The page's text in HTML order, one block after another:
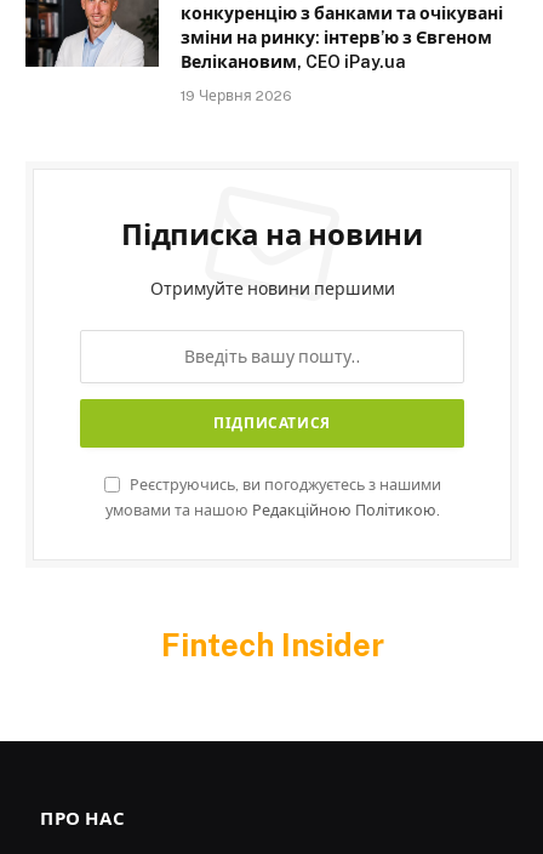
конкуренцію з банками та очікувані
зміни на ринку: інтерв’ю з Євгеном
Велікановим, CEO iPay.ua
19 Червня 2026
Підписка на новини
Отримуйте новини першими
Реєструючись, ви погоджуєтесь з нашими
умовами та нашою Редакційною Політикою.
Fintech Insider
ПРО НАС